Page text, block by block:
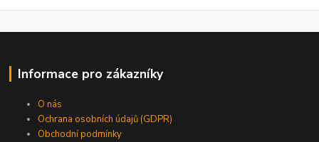
Informace pro zákazníky
O nás
Ochrana osobních údajů (GDPR)
Obchodní podmínky